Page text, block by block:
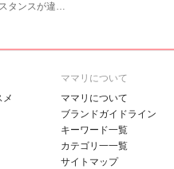
タンスが違…
メ
ママリについて
ママリについて
ブランドガイドライン
キーワード一覧
カテゴリ一一覧
サイトマップ